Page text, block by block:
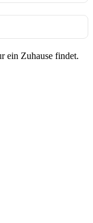
ein Zuhause findet.